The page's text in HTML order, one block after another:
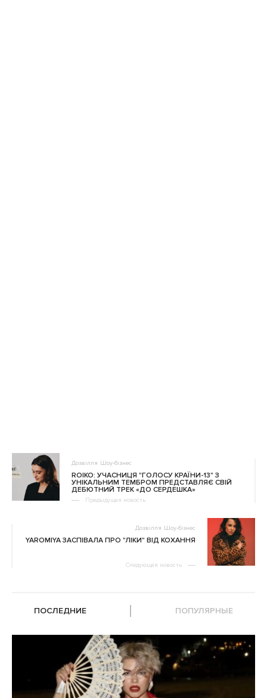
Дозвілля Шоу-бізнес
ROIKO: УЧАСНИЦЯ "ГОЛОСУ КРАЇНИ-13" З
УНІКАЛЬНИМ ТЕМБРОМ ПРЕДСТАВЛЯЄ СВІЙ
ДЕБЮТНИЙ ТРЕК «ДО СЕРДЕШКА»
Предыдущая новость
Дозвілля Шоу-бізнес
YAROMIYA ЗАСПІВАЛА ПРО "ЛІКИ" ВІД КОХАННЯ
Следующая новость
ПОСЛЕДНИЕ ПОПУЛЯРНЫЕ